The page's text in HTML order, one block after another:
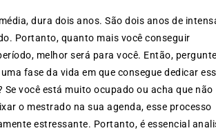
dura dois anos. São dois anos de
Portanto, quanto mais você conseguir
melhor será para você. Então,
fase da vida em que consegue dedicar
Se você está muito ocupado ou acha que não
o mestrado na sua agenda, esse processo
estressante. Portanto, é essencial